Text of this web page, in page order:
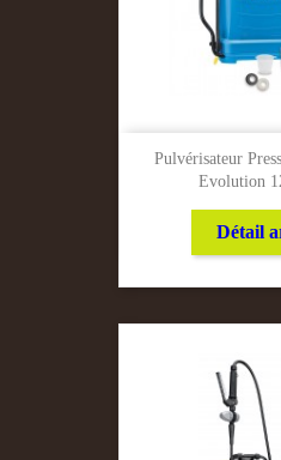
Pulvérisateur
Evolution
Détail